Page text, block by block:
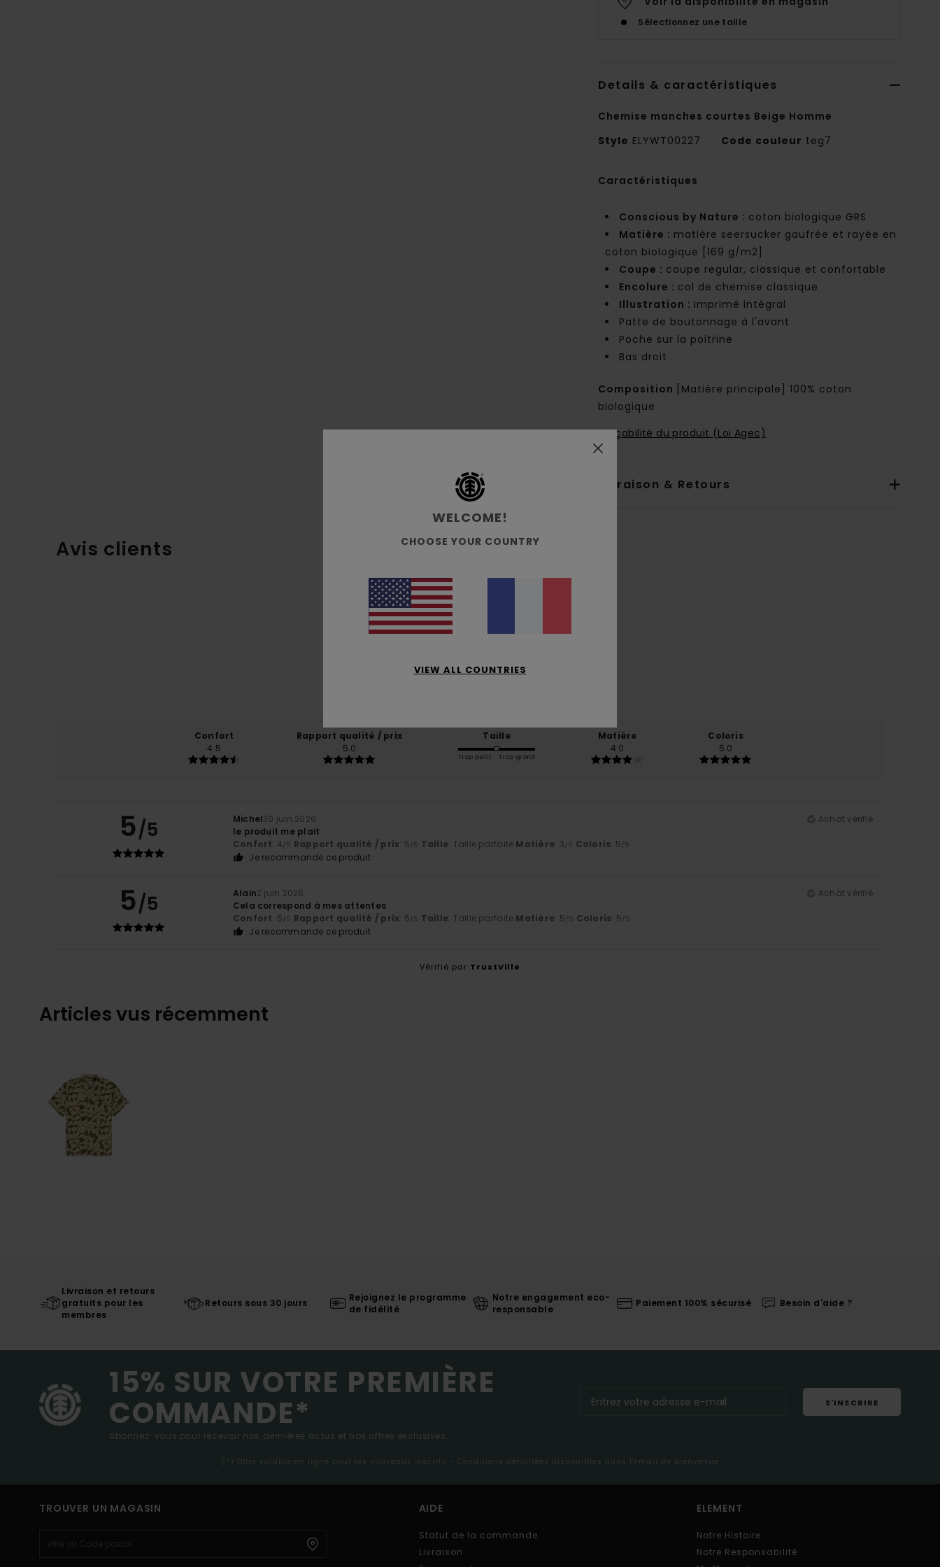
Sélectionnez une taille
Details & caractéristiques
Chemise manches courtes Beige Homme
Style ELYWT00227 Code couleur teg7
Caractéristiques
Conscious by Nature : coton biologique GRS
Matière : matière seersucker gaufrée et rayée en
coton biologique [169 g/m2]
Coupe : coupe regular, classique et confortable
Encolure : col de chemise classique
Illustration : Imprimé intégral
Patte de boutonnage à l'avant
Poche sur la poitrine
Bas droit
Composition
[Matière principale] 100% coton
biologique
Traçabilité du produit (Loi Agec)
Livraison & Retours
Avis clients
Note moyenne
5.0
Confort
4.5
Rapport qualité / prix
5.0
Taille
Trop petit Trop grand
Matière
4.0
Coloris
5.0
5/5 Michel30 juin 2026
Achat vérifié
le produit me plait
Confort: 4/5 Rapport qualité / prix: 5/5 Taille: Taille parfaite Matière: 3/5 Coloris: 5/5
Je recommande ce produit
5/5 Alain2 juin 2026
Achat vérifié
Cela correspond à mes attentes
Confort: 5/5 Rapport qualité / prix: 5/5 Taille: Taille parfaite Matière: 5/5 Coloris: 5/5
Je recommande ce produit
Vérifié par TrustVille
Articles vus récemment
Livraison et retours
gratuits pour les
membres
Retours sous 30 jours
Rejoignez le programme
de fidélité
Notre engagement eco-
responsable
Paiement 100% sécurisé Besoin d'aide ?
15% SUR VOTRE PREMIÈRE
COMMANDE*
Abonnez-vous pour recevoir nos dernières actus et nos offres exclusives.
S'INSCRIRE
(*) Offre valable en ligne pour les nouveaux inscrits - Conditions détaillées disponibles dans l'email de bienvenue
TROUVER UN MAGASIN AIDE
Statut de la commande
Livraison
ELEMENT
Notre Histoire
Notre Responsabilité
WELCOME!
CHOOSE YOUR COUNTRY
VIEW ALL COUNTRIES